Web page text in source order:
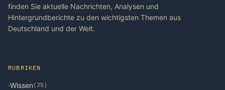
finden Sie aktuelle Nachrichten, Analysen und
Hintergrundberichte zu den wichtigsten Themen aus
Deutschland und der Welt.
RUBRIKEN
Wissen (25)